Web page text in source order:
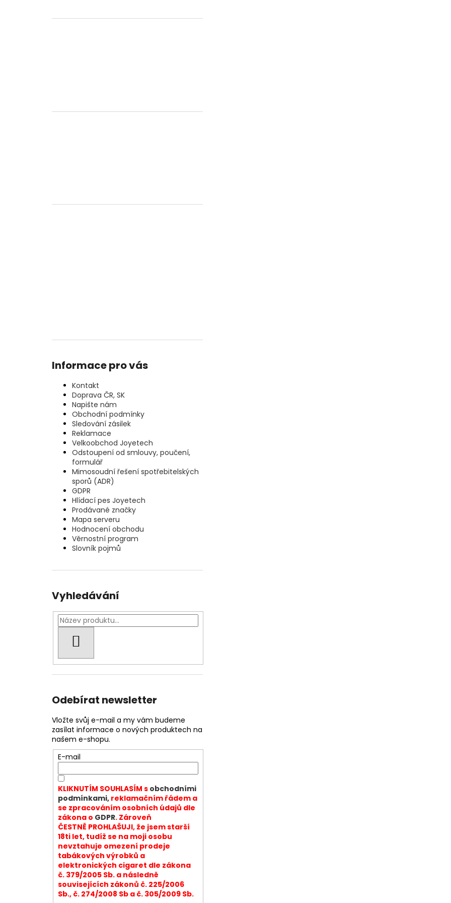
Informace pro vás
Kontakt
Doprava ČR, SK
Napište nám
Obchodní podmínky
Sledování zásilek
Reklamace
Velkoobchod Joyetech
Odstoupení od smlouvy, poučení,
formulář
Mimosoudní řešení spotřebitelských
sporů (ADR)
GDPR
Hlídací pes Joyetech
Prodávané značky
Mapa serveru
Hodnocení obchodu
Věrnostní program
Slovník pojmů
Vyhledávání
Odebírat newsletter
Vložte svůj e-mail a my vám budeme
zasílat informace o nových produktech na
našem e-shopu.
E-mail
KLIKNUTÍM SOUHLASÍM s obchodními
podmínkami,reklamačním řádem a
se zpracováním osobních údajů dle
zákona o GDPR. Zároveň
ČESTNĚ PROHLAŠUJI, že jsem starší
18ti let, tudíž se na moji osobu
nevztahuje omezení prodeje
tabákových výrobků a
elektronických cigaret dle zákona
č. 379/2005 Sb. a následně
souvisejících zákonů č. 225/2006
Sb., č. 274/2008 Sb a č. 305/2009 Sb.